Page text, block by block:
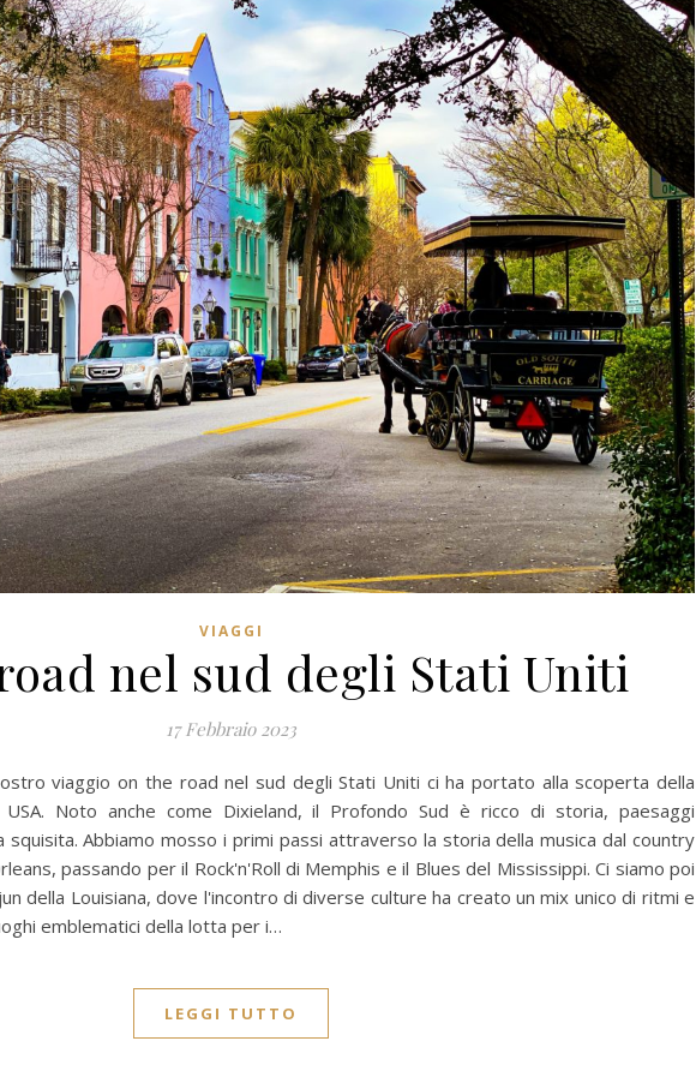
VIAGGI
nel sud degli Stati Uniti
17 Febbraio 2023
viaggio on the road nel sud degli Stati Uniti ci ha portato alla scoperta della
Noto anche come Dixieland, il Profondo Sud è ricco di storia, paesaggi
squisita. Abbiamo mosso i primi passi attraverso la storia della musica dal country
passando per il Rock'n'Roll di Memphis e il Blues del Mississippi. Ci siamo poi
della Louisiana, dove l'incontro di diverse culture ha creato un mix unico di ritmi e
emblematici della lotta per i…
LEGGI TUTTO